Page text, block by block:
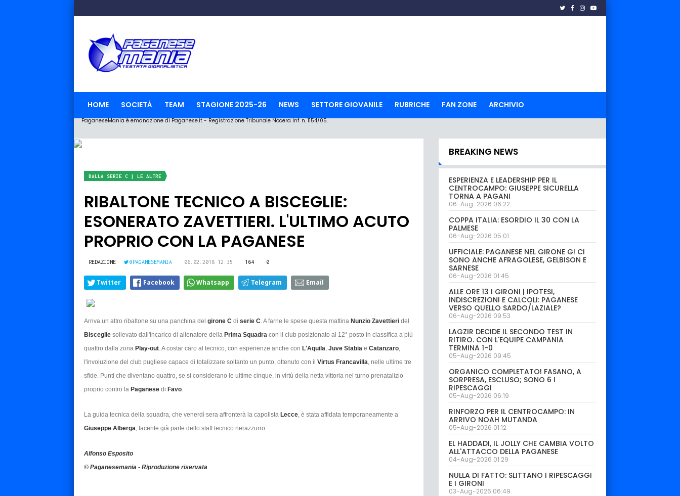
HOME SOCIETÀ TEAM STAGIONE 2025-26 NEWS SETTORE GIOVANILE RUBRICHE FAN ZONE ARCHIVIO
PaganeseMania è emanazione di Paganese.it - Registrazione Tribunale Nocera Inf. n. 1154/05.
DALLA SERIE C | LE ALTRE
RIBALTONE TECNICO A BISCEGLIE:
ESONERATO ZAVETTIERI. L'ULTIMO ACUTO
PROPRIO CON LA PAGANESE
REDAZIONE @PAGANESEMANIA 06.02.2018 12:35 164 0
Twitter Facebook Whatsapp Telegram Email
Arriva un altro ribaltone su una panchina del girone C di serie C. A farne le spese questa mattina Nunzio Zavettieri del
Bisceglie sollevato dall'incarico di allenatore della Prima Squadra con il club posizionato al 12° posto in classifica a più
quattro dalla zona Play-out. A costar caro al tecnico, con esperienze anche con L'Aquila, Juve Stabia e Catanzaro,
l'involuzione del club pugliese capace di totalizzare soltanto un punto, ottenuto con il Virtus Francavilla, nelle ultime tre
sfide. Punti che diventano quattro, se si considerano le ultime cinque, in virtù della netta vittoria nel turno prenatalizio
proprio contro la Paganese di Favo.
La guida tecnica della squadra, che venerdì sera affronterà la capolista Lecce, è stata affidata temporaneamente a
Giuseppe Alberga, facente già parte dello staff tecnico nerazzurro.
Alfonso Esposito
© Paganesemania - Riproduzione riservata
BREAKING NEWS
ESPERIENZA E LEADERSHIP PER IL
CENTROCAMPO: GIUSEPPE SICURELLA
TORNA A PAGANI
06-Aug-2026 06:22
COPPA ITALIA: ESORDIO IL 30 CON LA
PALMESE
06-Aug-2026 05:01
UFFICIALE: PAGANESE NEL GIRONE G! CI
SONO ANCHE AFRAGOLESE, GELBISON E
SARNESE
06-Aug-2026 01:45
ALLE ORE 13 I GIRONI | IPOTESI,
INDISCREZIONI E CALCOLI: PAGANESE
VERSO QUELLO SARDO/LAZIALE?
06-Aug-2026 09:53
LAGZIR DECIDE IL SECONDO TEST IN
RITIRO. CON L'EQUIPE CAMPANIA
TERMINA 1-0
05-Aug-2026 09:45
ORGANICO COMPLETATO! FASANO, A
SORPRESA, ESCLUSO; SONO 6 I
RIPESCAGGI
05-Aug-2026 06:19
RINFORZO PER IL CENTROCAMPO: IN
ARRIVO NOAH MUTANDA
05-Aug-2026 01:12
EL HADDADI, IL JOLLY CHE CAMBIA VOLTO
ALL'ATTACCO DELLA PAGANESE
04-Aug-2026 01:29
NULLA DI FATTO: SLITTANO I RIPESCAGGI
E I GIRONI
03-Aug-2026 06:49